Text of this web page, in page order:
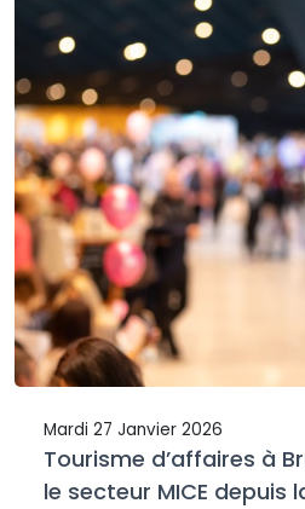
Mardi 27 Janvier 2026
Tourisme d’affaires à
le secteur MICE depuis